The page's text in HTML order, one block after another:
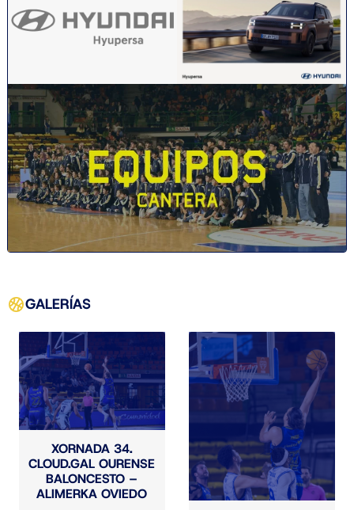
GALERÍAS
XORNADA 34.
CLOUD.GAL OURENSE
BALONCESTO –
ALIMERKA OVIEDO